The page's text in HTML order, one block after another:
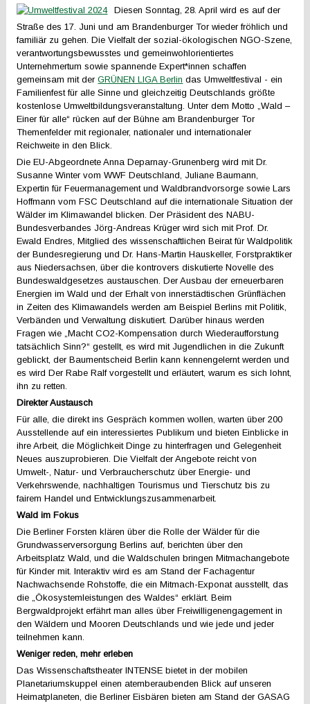
Diesen Sonntag, 28. April wird es auf der
Straße des 17. Juni und am Brandenburger Tor wieder fröhlich und
familiär zu gehen. Die Vielfalt der sozial-ökologischen NGO-Szene,
verantwortungsbewusstes und gemeinwohlorientiertes
Unternehmertum sowie spannende Expert*innen schaffen
gemeinsam mit derGRÜNEN LIGA Berlin das Umweltfestival - ein
Familienfest für alle Sinne und gleichzeitig Deutschlands größte
kostenlose Umweltbildungsveranstaltung. Unter dem Motto „Wald –
Einer für alle“ rücken auf der Bühne am Brandenburger Tor
Themenfelder mit regionaler, nationaler und internationaler
Reichweite in den Blick.
Die EU-Abgeordnete Anna Deparnay-Grunenberg wird mit Dr.
Susanne Winter vom WWF Deutschland, Juliane Baumann,
Expertin für Feuermanagement und Waldbrandvorsorge sowie Lars
Hoffmann vom FSC Deutschland auf die internationale Situation der
Wälder im Klimawandel blicken. Der Präsident des NABU-
Bundesverbandes Jörg-Andreas Krüger wird sich mit Prof. Dr.
Ewald Endres, Mitglied des wissenschaftlichen Beirat für Waldpolitik
der Bundesregierung und Dr. Hans-Martin Hauskeller, Forstpraktiker
aus Niedersachsen, über die kontrovers diskutierte Novelle des
Bundeswaldgesetzes austauschen. Der Ausbau der erneuerbaren
Energien im Wald und der Erhalt von innerstädtischen Grünflächen
in Zeiten des Klimawandels werden am Beispiel Berlins mit Politik,
Verbänden und Verwaltung diskutiert. Darüber hinaus werden
Fragen wie „Macht CO2-Kompensation durch Wiederaufforstung
tatsächlich Sinn?“ gestellt, es wird mit Jugendlichen in die Zukunft
geblickt, der Baumentscheid Berlin kann kennengelernt werden und
es wird Der Rabe Ralf vorgestellt und erläutert, warum es sich lohnt,
ihn zu retten.
Direkter Austausch
Für alle, die direkt ins Gespräch kommen wollen, warten über 200
Ausstellende auf ein interessiertes Publikum und bieten Einblicke in
ihre Arbeit, die Möglichkeit Dinge zu hinterfragen und Gelegenheit
Neues auszuprobieren. Die Vielfalt der Angebote reicht von
Umwelt-, Natur- und Verbraucherschutz über Energie- und
Verkehrswende, nachhaltigen Tourismus und Tierschutz bis zu
fairem Handel und Entwicklungszusammenarbeit.
Wald im Fokus
Die Berliner Forsten klären über die Rolle der Wälder für die
Grundwasserversorgung Berlins auf, berichten über den
Arbeitsplatz Wald, und die Waldschulen bringen Mitmachangebote
für Kinder mit. Interaktiv wird es am Stand der Fachagentur
Nachwachsende Rohstoffe, die ein Mitmach-Exponat ausstellt, das
die „Ökosystemleistungen des Waldes“ erklärt. Beim
Bergwaldprojekt erfährt man alles über Freiwilligenengagement in
den Wäldern und Mooren Deutschlands und wie jede und jeder
teilnehmen kann.
Weniger reden, mehr erleben
Das Wissenschaftstheater INTENSE bietet in der mobilen
Planetariumskuppel einen atemberaubenden Blick auf unseren
Heimatplaneten, die Berliner Eisbären bieten am Stand der GASAG